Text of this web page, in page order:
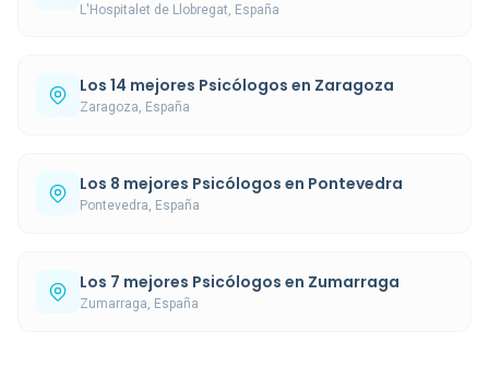
L'Hospitalet de Llobregat, España
Los 14 mejores Psicólogos en Zaragoza
Zaragoza, España
Los 8 mejores Psicólogos en Pontevedra
Pontevedra, España
Los 7 mejores Psicólogos en Zumarraga
Zumarraga, España